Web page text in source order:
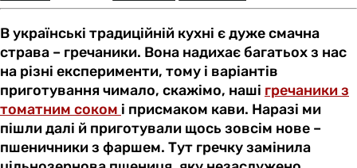
В українські традиційній кухні є дуже смачна
страва – гречаники. Вона надихає багатьох з нас
на різні експерименти, тому і варіантів
приготування чимало, скажімо, наші гречаники з
томатним соком і присмаком кави. Наразі ми
пішли далі й приготували щось зовсім нове –
пшеничники з фаршем. Тут гречку замінила